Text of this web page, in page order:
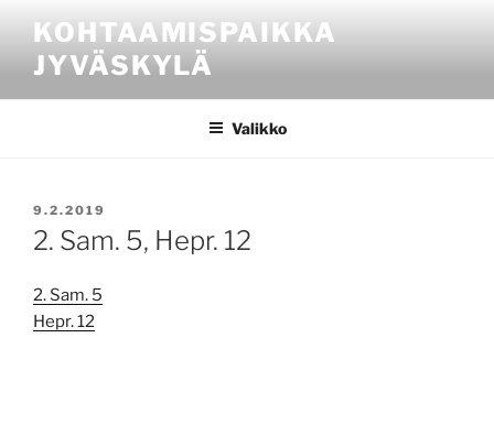
sisältöönKOHTAAMISPAIKKA
JYVÄSKYLÄ
Valikko
JULKAISTU
9.2.2019
2. Sam. 5, Hepr. 12
2. Sam. 5
Hepr. 12